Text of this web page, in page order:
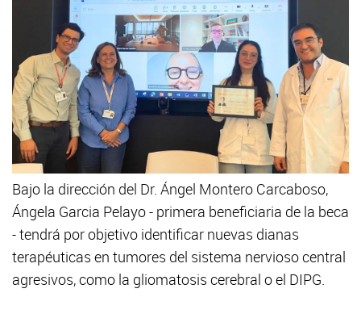
Bajo la dirección del Dr. Ángel Montero Carcaboso,
Ángela Garcia Pelayo - primera beneficiaria de la beca
- tendrá por objetivo identificar nuevas dianas
terapéuticas en tumores del sistema nervioso central
agresivos, como la gliomatosis cerebral o el DIPG.